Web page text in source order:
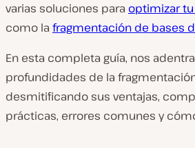
varias soluciones para optimizar
como la fragmentación de bases
En esta completa guía, nos
profundidades de la
desmitificando sus ventajas,
prácticas, errores comunes y